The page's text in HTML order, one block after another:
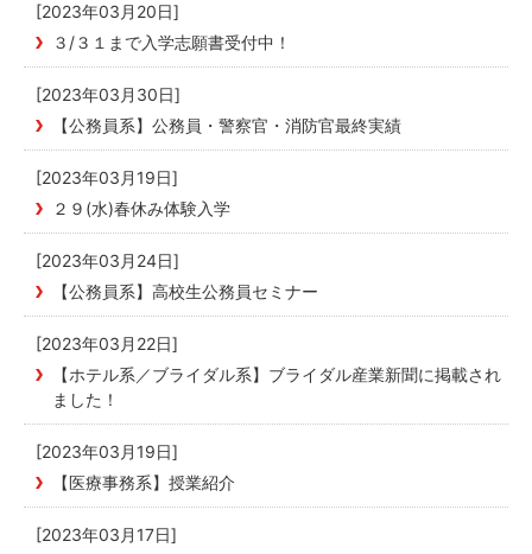
[2023年03月20日]
３/３１まで入学志願書受付中！
[2023年03月30日]
【公務員系】公務員・警察官・消防官最終実績
[2023年03月19日]
２９(水)春休み体験入学
[2023年03月24日]
【公務員系】高校生公務員セミナー
[2023年03月22日]
【ホテル系／ブライダル系】ブライダル産業新聞に掲載され
ました！
[2023年03月19日]
【医療事務系】授業紹介
[2023年03月17日]